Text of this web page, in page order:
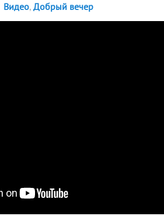
Видео, Добрый вечер